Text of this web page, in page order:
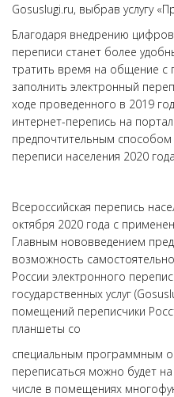
Gosuslugi.ru, выбрав услугу
Благодаря внедрению
переписи станет более
тратить время на общение с
заполнить электронный
ходе проведенного в 2019
интернет-перепись на
предпочтительным
переписи населения 2020
Всероссийская перепись
октября 2020 года с
Главным нововведением
возможность
России электронного
государственных услуг
помещений переписчики
планшеты со
специальным программным
переписаться можно будет
числе в помещениях